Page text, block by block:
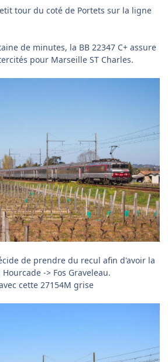
tour du coté de Portets sur la ligne
de minutes, la BB 22347 C+ assure
pour Marseille ST Charles.
de prendre du recul afin d'avoir la
-> Fos Graveleau.
cette 27154M grise